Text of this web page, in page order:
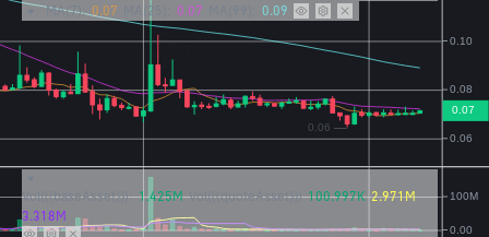
MA(7): 0.07 MA(25): 0.07 0.09
Vol({{baseAsset}}): 1.425M Vol({{quoteAsset}}) 100.997K 2.971M
3.318M